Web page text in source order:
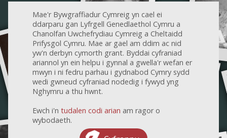
Mae'r Bywgraffiadur Cymreig yn cael ei
ddarparu gan Lyfrgell Genedlaethol Cymru a
Chanolfan Uwchefrydiau Cymreig a Cheltaidd
Prifysgol Cymru. Mae ar gael am ddim ac nid
yw'n derbyn cymorth grant. Byddai cyfraniad
ariannol yn ein helpu i gynnal a gwella'r wefan er
mwyn i ni fedru parhau i gydnabod Cymry sydd
wedi gwneud cyfraniad nodedig i fywyd yng
Nghymru a thu hwnt.
Ewch i'n tudalen codi arian am ragor o
wybodaeth.